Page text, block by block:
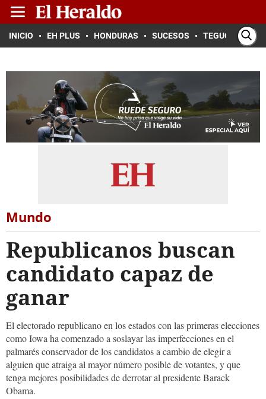
INICIO EH PLUS HONDURAS SUCESOS TEGUCIGALPA
Mundo
Republicanos buscan
candidato capaz de
ganar
El electorado republicano en los estados con las primeras elecciones
como Iowa ha comenzado a soslayar las imperfecciones en el
palmarés conservador de los candidatos a cambio de elegir a
alguien que atraiga al mayor número posible de votantes, y que
tenga mejores posibilidades de derrotar al presidente Barack
Obama.